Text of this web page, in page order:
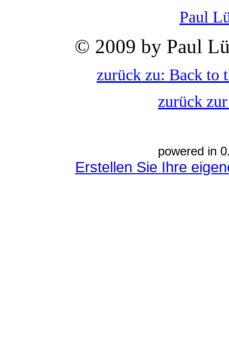
Paul
© 2009 by Paul
zurück zu: Back to
zurück
powered in
Erstellen Sie Ihre